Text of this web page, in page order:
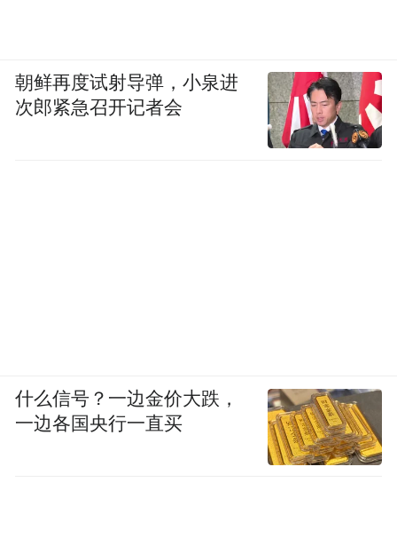
朝鲜再度试射导弹，小泉进
次郎紧急召开记者会
什么信号？一边金价大跌，
一边各国央行一直买